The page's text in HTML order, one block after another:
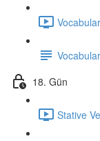
18. Gün
Stative